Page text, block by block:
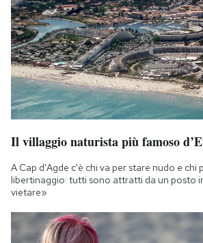
Il villaggio naturista più famoso
A Cap d'Agde c'è chi va per stare nudo e chi
libertinaggio: tutti sono attratti da un posto
vietare»